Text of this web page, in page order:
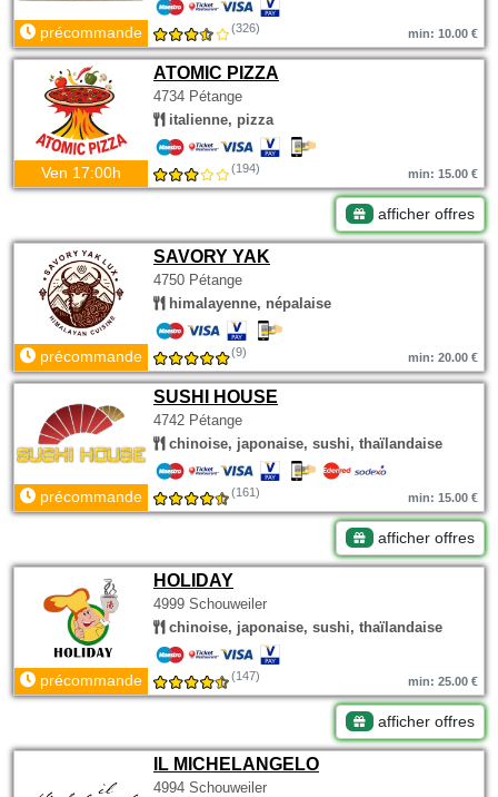
précommande (326) min: 10.00 €
ATOMIC PIZZA
4734 Pétange
italienne, pizza
Ven 17:00h (194) min: 15.00 €
afficher offres
SAVORY YAK
4750 Pétange
himalayenne, népalaise
précommande (9) min: 20.00 €
SUSHI HOUSE
4742 Pétange
chinoise, japonaise, sushi, thaïlandaise
précommande (161) min: 15.00 €
afficher offres
HOLIDAY
4999 Schouweiler
chinoise, japonaise, sushi, thaïlandaise
précommande (147) min: 25.00 €
afficher offres
IL MICHELANGELO
4994 Schouweiler